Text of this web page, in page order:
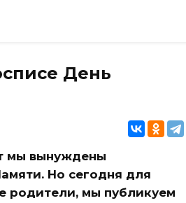
День
мы вынуждены
Но сегодня для
родители, мы публикуем